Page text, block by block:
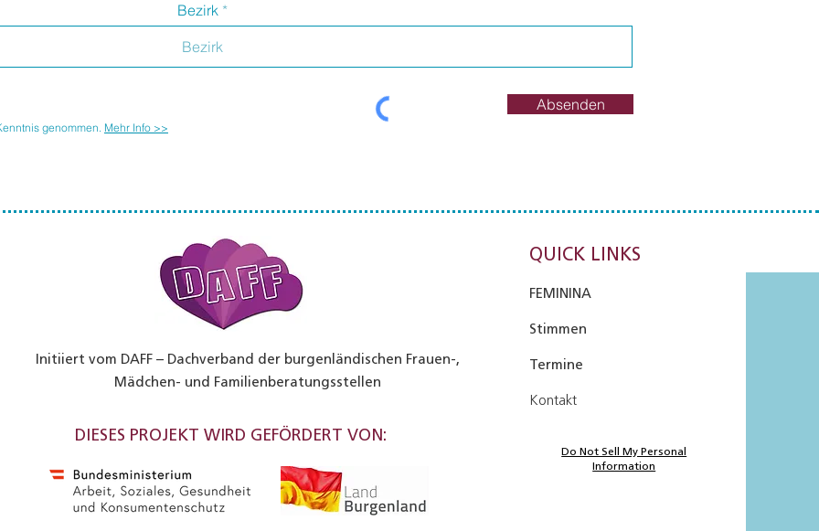
Bezirk
genommen. Mehr Info >>
Absenden
Initiiert vom DAFF – Dachverband der burgenländischen Frauen-,
Mädchen- und Familienberatungsstellen
DIESES PROJEKT WIRD GEFÖRDERT VON:
QUICK LINKS
FEMININA
Stimmen
Termine
Kontakt
Do Not Sell My Personal
Information